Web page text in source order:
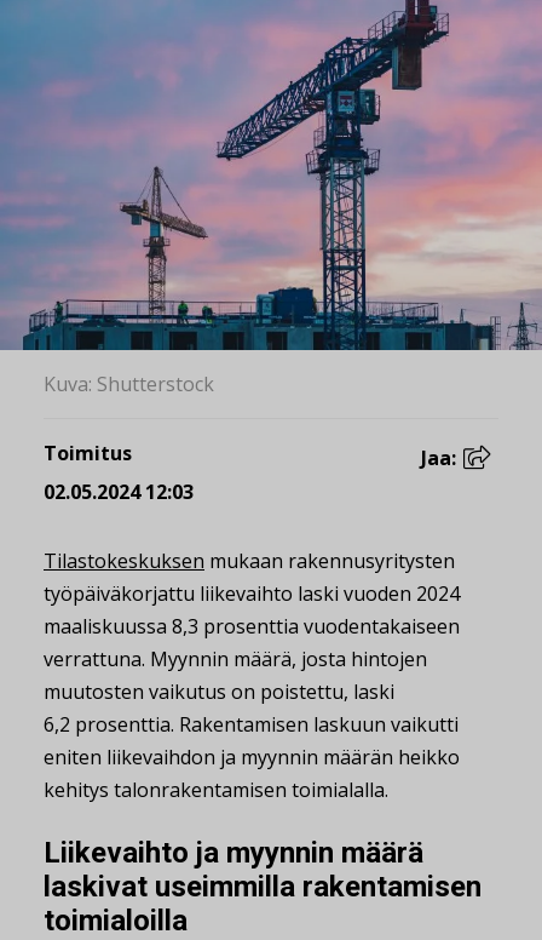
Kuva: Shutterstock
Toimitus
02.05.2024 12:03
Jaa:
Tilastokeskuksen mukaan rakennusyritysten
työpäiväkorjattu liikevaihto laski vuoden 2024
maaliskuussa 8,3 prosenttia vuodentakaiseen
verrattuna. Myynnin määrä, josta hintojen
muutosten vaikutus on poistettu, laski
6,2 prosenttia. Rakentamisen laskuun vaikutti
eniten liikevaihdon ja myynnin määrän heikko
kehitys talonrakentamisen toimialalla.
Liikevaihto ja myynnin määrä
laskivat useimmilla rakentamisen
toimialoilla